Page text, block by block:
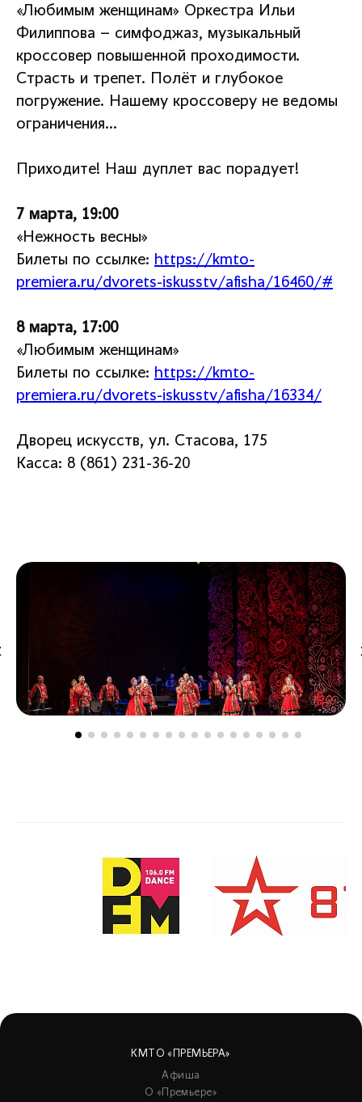
«Любимым женщинам» Оркестра Ильи
Филиппова – симфоджаз, музыкальный
кроссовер повышенной проходимости.
Страсть и трепет. Полёт и глубокое
погружение. Нашему кроссоверу не ведомы
ограничения…
Приходите! Наш дуплет вас порадует!
7 марта, 19:00
«Нежность весны»
Билеты по ссылке: https://kmto-
premiera.ru/dvorets-iskusstv/afisha/16460/#
8 марта, 17:00
«Любимым женщинам»
Билеты по ссылке: https://kmto-
premiera.ru/dvorets-iskusstv/afisha/16334/
Дворец искусств, ул. Стасова, 175
Касса: 8 (861) 231-36-20
КМТО «ПРЕМЬЕРА»
Афиша
О «Премьере»